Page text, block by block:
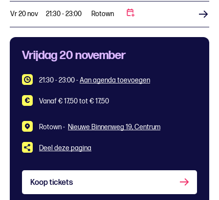
Vr 20 nov 21:30 - 23:00 Rotown
Vrijdag 20 november
21:30 - 23:00-Aan agenda toevoegen
Vanaf € 17,50 tot € 17,50
Rotown - Nieuwe Binnenweg 19, Centrum
Deel deze pagina
Koop tickets